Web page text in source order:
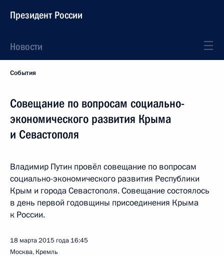
Президент России
Новости
События
Совещание по вопросам социально-
экономического развития Крыма
и Севастополя
Владимир Путин провёл совещание по вопросам
социально-экономического развития Республики
Крым и города Севастополя. Совещание состоялось
в день первой годовщины присоединения Крыма
к России.
18 марта 2015 года 16:45
Москва, Кремль